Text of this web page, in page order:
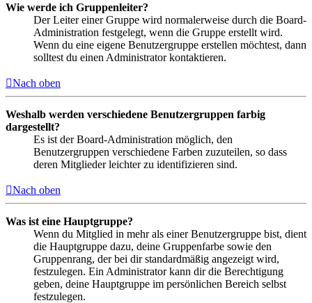
Wie werde ich Gruppenleiter?
Der Leiter einer Gruppe wird normalerweise durch die Board-
Administration festgelegt, wenn die Gruppe erstellt wird.
Wenn du eine eigene Benutzergruppe erstellen möchtest, dann
solltest du einen Administrator kontaktieren.
Nach oben
Weshalb werden verschiedene Benutzergruppen farbig
dargestellt?
Es ist der Board-Administration möglich, den
Benutzergruppen verschiedene Farben zuzuteilen, so dass
deren Mitglieder leichter zu identifizieren sind.
Nach oben
Was ist eine Hauptgruppe?
Wenn du Mitglied in mehr als einer Benutzergruppe bist, dient
die Hauptgruppe dazu, deine Gruppenfarbe sowie den
Gruppenrang, der bei dir standardmäßig angezeigt wird,
festzulegen. Ein Administrator kann dir die Berechtigung
geben, deine Hauptgruppe im persönlichen Bereich selbst
festzulegen.